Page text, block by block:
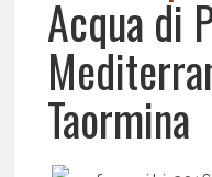
Acqua di
Taormina